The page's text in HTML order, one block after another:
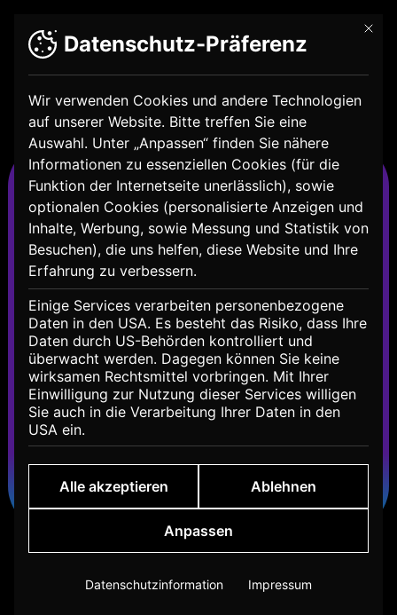
Digitale Identitäten
Wer bin ich im Internet?
Mit
Datenschutz-Präferenz
Wir verwenden Cookies und andere Technologien
auf unserer Website. Bitte treffen Sie eine
Auswahl. Unter „Anpassen“ finden Sie nähere
Informationen zu essenziellen Cookies (für die
Funktion der Internetseite unerlässlich), sowie
optionalen Cookies (personalisierte Anzeigen und
Inhalte, Werbung, sowie Messung und Statistik von
Besuchen), die uns helfen, diese Website und Ihre
Erfahrung zu verbessern.
Einige Services verarbeiten personenbezogene
Daten in den USA. Es besteht das Risiko, dass Ihre
Daten durch US-Behörden kontrolliert und
überwacht werden. Dagegen können Sie keine
wirksamen Rechtsmittel vorbringen. Mit Ihrer
Einwilligung zur Nutzung dieser Services willigen
Sie auch in die Verarbeitung Ihrer Daten in den
USA ein.
Alle akzeptieren Ablehnen
Anpassen
Datenschutzinformation Impressum